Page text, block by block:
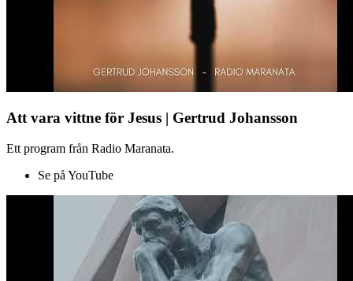
Att vara vittne för Jesus | Gertrud Johansson
Ett program från Radio Maranata.
Se på YouTube